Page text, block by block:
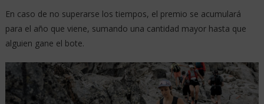
En caso de no superarse los tiempos, el premio se acumulará
para el año que viene, sumando una cantidad mayor hasta que
alguien gane el bote.